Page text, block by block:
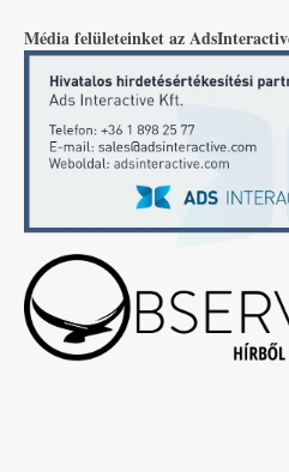
Média felületeinket az